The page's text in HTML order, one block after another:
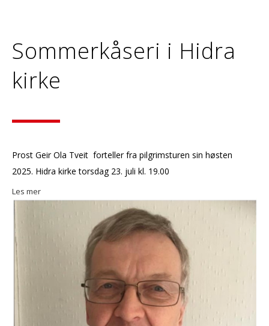
Sommerkåseri i Hidra
kirke
Prost Geir Ola Tveit forteller fra pilgrimsturen sin høsten
2025. Hidra kirke torsdag 23. juli kl. 19.00
Les mer